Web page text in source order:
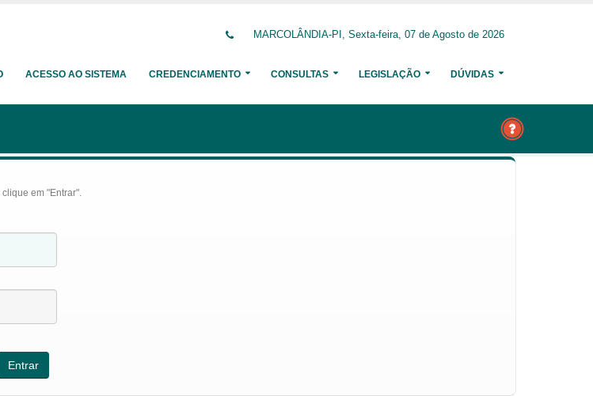
MARCOLÂNDIA-PI, Sexta-feira, 07 de Agosto de 2026
ACESSO AO SISTEMA CREDENCIAMENTO CONSULTAS LEGISLAÇÃO DÚVIDAS
em "Entrar".